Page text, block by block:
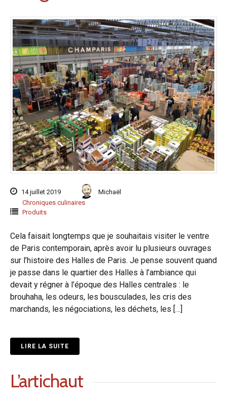
14 juillet 2019
Michaël
Chroniques culinaires
Produits
Cela faisait longtemps que je souhaitais visiter le ventre
de Paris contemporain, après avoir lu plusieurs ouvrages
sur l’histoire des Halles de Paris. Je pense souvent quand
je passe dans le quartier des Halles à l’ambiance qui
devait y régner à l’époque des Halles centrales : le
brouhaha, les odeurs, les bousculades, les cris des
marchands, les négociations, les déchets, les […]
LIRE LA SUITE
L’artichaut